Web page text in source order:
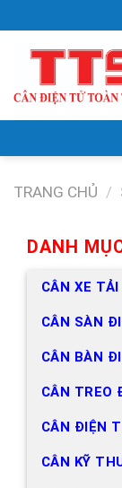
đến
TRANG CHỦ /
DANH
CÂN XE
CÂN SÀN
CÂN BÀN
CÂN TREO
CÂN ĐIỆN
CÂN KỸ